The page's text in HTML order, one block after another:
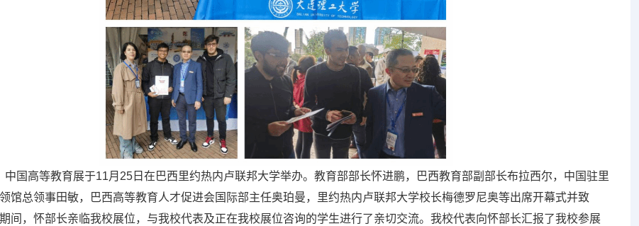
中国高等教育展于11月25日在巴西里约热内卢联邦大学举办。教育部部长怀进鹏，巴西教育部副部长布拉西尔，中国驻里
馆总领事田敏，巴西高等教育人才促进会国际部主任奥珀曼，里约热内卢联邦大学校长梅德罗尼奥等出席开幕式并致
间，怀部长亲临我校展位，与我校代表及正在我校展位咨询的学生进行了亲切交流。我校代表向怀部长汇报了我校参展